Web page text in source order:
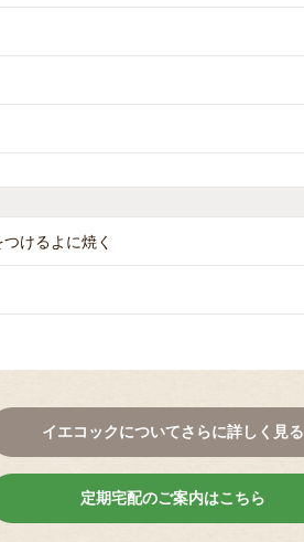
けるよに焼く
イエコックについてさらに詳しく見る
定期宅配のご案内はこちら